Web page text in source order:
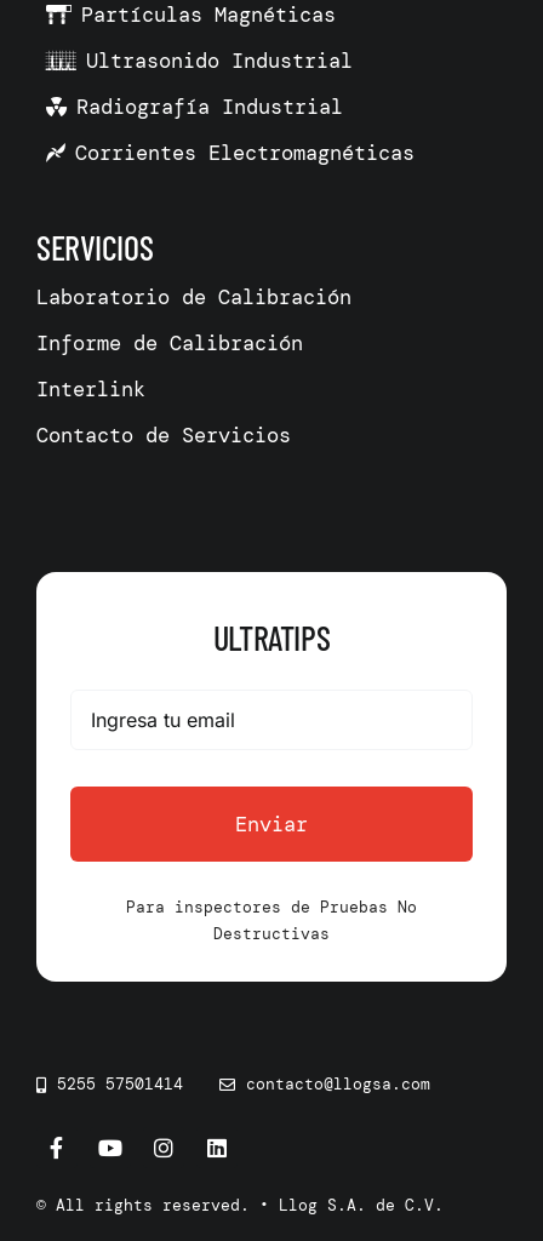
Partículas Magnéticas
Ultrasonido Industrial
Radiografía Industrial
Corrientes Electromagnéticas
SERVICIOS
Laboratorio de Calibración
Informe de Calibración
Interlink
Contacto de Servicios
ULTRATIPS
Enviar
Para inspectores de Pruebas No
Destructivas
5255 57501414 contacto@llogsa.com
© All rights reserved. • Llog S.A. de C.V.